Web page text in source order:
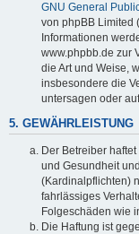
GNU General
von phpBB Limited
Informationen
www.phpbb.de zur
die Art und Weise,
insbesondere die
untersagen oder
5. GEWÄHRLEISTUNG
Der Betreiber
und Gesundheit
(Kardinalpflichten)
fahrlässiges
Folgeschäden wie
Die Haftung ist